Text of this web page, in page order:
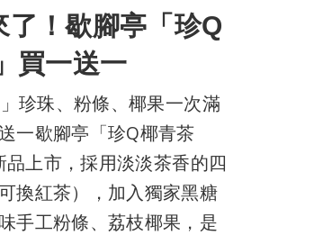
了！歇腳亭「珍Q
買一送一
」珍珠、粉條、椰果一次滿
一歇腳亭「珍Q椰青茶
上市，採用淡淡茶香的四
換紅茶），加入獨家黑糖
手工粉條、荔枝椰果，是